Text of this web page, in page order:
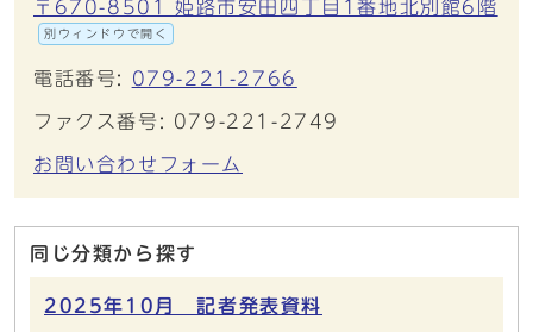
〒670-8501 姫路市安田四丁目1番地北別館6階
別ウィンドウで開く
電話番号: 079-221-2766
ファクス番号: 079-221-2749
お問い合わせフォーム
同じ分類から探す
2025年10月 記者発表資料